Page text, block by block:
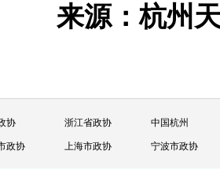
来源：杭
协 浙江省政协 中国杭州
政协 上海市政协 宁波市政协